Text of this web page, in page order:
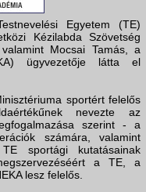
Egyetem (TE)
Kézilabda Szövetség
Mocsai Tamás, a
ügyvezetője látta el
sportért felelős
nevezte az
szerint - a
számára, valamint
sportági kutatásainak
a TE, a
lesz felelős.